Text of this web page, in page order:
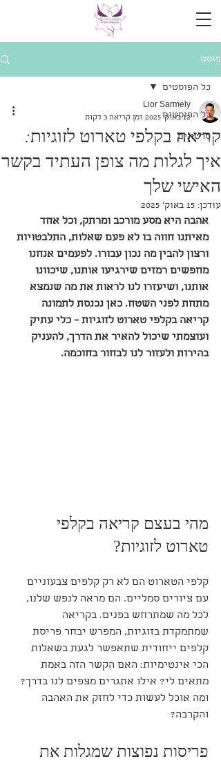
פוסט
כל הפוסטים
סרטונים
כל הפוסטים
קריאה בקלפי טארוט לזוגיות:
איך לגלות מה צופן העתיד בקשר
האישי שלך
Lior Sarmely
12 באוק׳ 2025
זמן קריאה 3 דקות
עודכן: 15 באוק׳ 2025
אהבה היא מסע מורכב ומרתק, וכל אחד
מאיתנו חווה בו לא פעם שאלות, התלבטויות
ורצון להבין מה נכון עבורו. לפעמים אנחנו
מחפשים רמזים שירגיעו אותנו, שיכוונו
אותנו, ושיעזרו לנו לראות את מה שנמצא
מתחת לפני השטח. כאן נכנסת לתמונה
קריאה בקלפי טארוט לזוגיות – כלי עתיק
ועוצמתי שיכול להאיר את הדרך, להעניק
בהירות ולעזור לנו לבחור בחוכמה.
מהי בעצם קריאה בקלפי
טארוט לזוגיות?
קלפי הטארוט הם לא רק קלפים צבעוניים
עם ציורים סמליים. הם מראה לנפש שלנו,
לכל מה שמתרחש בפנים. בקריאה
שמתמקדת בזוגיות, המפרש יבחר פריסת
קלפים ייחודית שתאפשר לגעת בשאלות
הכי אינטימיות: האם הקשר הזה באמת
מתאים לי? אילו אתגרים מצפים לנו בדרך?
ומה אוכל לעשות כדי לחזק את האהבה
והקרבה?
פריסות נפוצות שמגלות את